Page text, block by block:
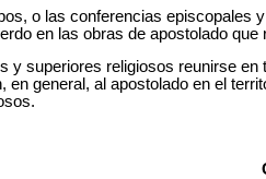
o las conferencias
en las obras de apostolado que
y superiores religiosos reunirse
en general, al apostolado en el